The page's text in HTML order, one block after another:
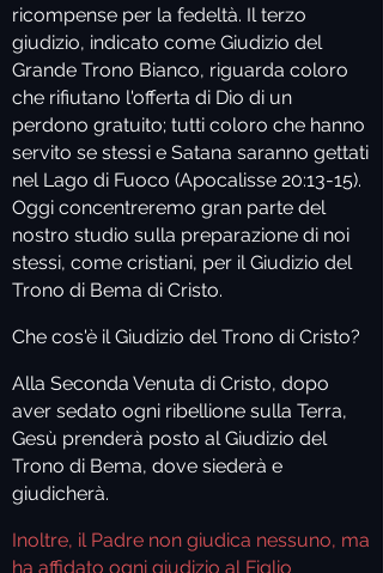
ricompense per la fedeltà. Il terzo
giudizio, indicato come Giudizio del
Grande Trono Bianco, riguarda coloro
che rifiutano l'offerta di Dio di un
perdono gratuito; tutti coloro che hanno
servito se stessi e Satana saranno gettati
nel Lago di Fuoco (Apocalisse 20:13-15).
Oggi concentreremo gran parte del
nostro studio sulla preparazione di noi
stessi, come cristiani, per il Giudizio del
Trono di Bema di Cristo.
Che cos'è il Giudizio del Trono di Cristo?
Alla Seconda Venuta di Cristo, dopo
aver sedato ogni ribellione sulla Terra,
Gesù prenderà posto al Giudizio del
Trono di Bema, dove siederà e
giudicherà.
Inoltre, il Padre non giudica nessuno, ma
ha affidato ogni giudizio al Figlio